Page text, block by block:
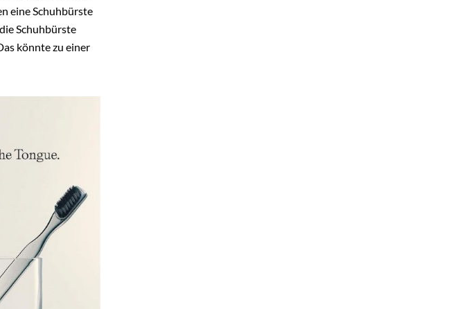
eine Schuhbürste
Schuhbürste
könnte zu einer